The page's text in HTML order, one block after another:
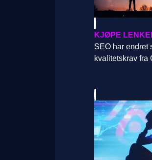
KJØPE
SEO har endret
kvalitetskrav fra